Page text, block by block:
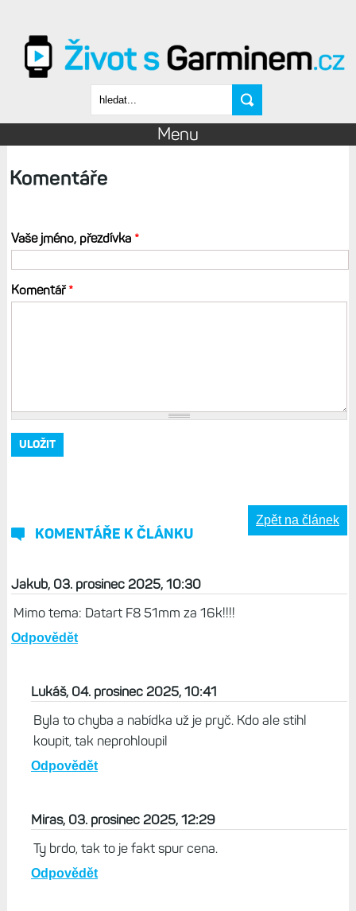
Vyhledávání
Menu
Komentáře
Vaše jméno, přezdívka *
Komentář*
KOMENTÁŘE K ČLÁNKU
Zpět na článek
Jakub, 03. prosinec 2025, 10:30
Mimo tema: Datart F8 51mm za 16k!!!!
Odpovědět
Lukáš, 04. prosinec 2025, 10:41
Byla to chyba a nabídka už je pryč. Kdo ale stihl
koupit, tak neprohloupil
Odpovědět
Miras, 03. prosinec 2025, 12:29
Ty brdo, tak to je fakt spur cena.
Odpovědět